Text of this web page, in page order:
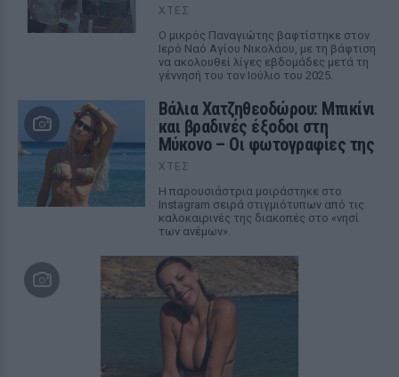
ΧΤΕΣ
Ο μικρός Παναγιώτης βαφτίστηκε στον
Ιερό Ναό Αγίου Νικολάου, με τη βάφτιση
να ακολουθεί λίγες εβδομάδες μετά τη
γέννησή του τον Ιούλιο του 2025.
Βάλια Χατζηθεοδώρου: Μπικίνι
και βραδινές έξοδοι στη
Μύκονο – Οι φωτογραφίες της
ΧΤΕΣ
Η παρουσιάστρια μοιράστηκε στο
Instagram σειρά στιγμιότυπων από τις
καλοκαιρινές της διακοπές στο «νησί
των ανέμων».